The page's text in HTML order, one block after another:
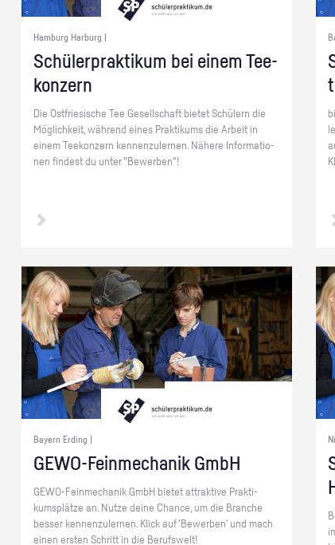
Hamburg Harburg |
Schü­ler­prak­ti­kum bei einem Tee­
kon­zern
Die Ost­frie­si­sche Tee Ge­sell­schaft bie­tet Schü­lern die
Mög­lich­keit, wäh­rend eines Prak­ti­kums die Ar­beit in
einem Tee­kon­zern ken­nen­zu­ler­nen. Nä­he­re In­for­ma­tio­
nen fin­dest du unter "Be­wer­ben"!
Bayern Erding |
GE­WO-Fein­me­cha­nik GmbH
GE­WO-Fein­me­cha­nik GmbH bie­tet at­trak­ti­ve Prak­ti­
kums­plät­ze an. Nutze deine Chan­ce, um die Bran­che
bes­ser ken­nen­zu­ler­nen. Klick auf 'Be­wer­ben' und mach
einen ers­ten Schritt in die Be­rufs­welt!